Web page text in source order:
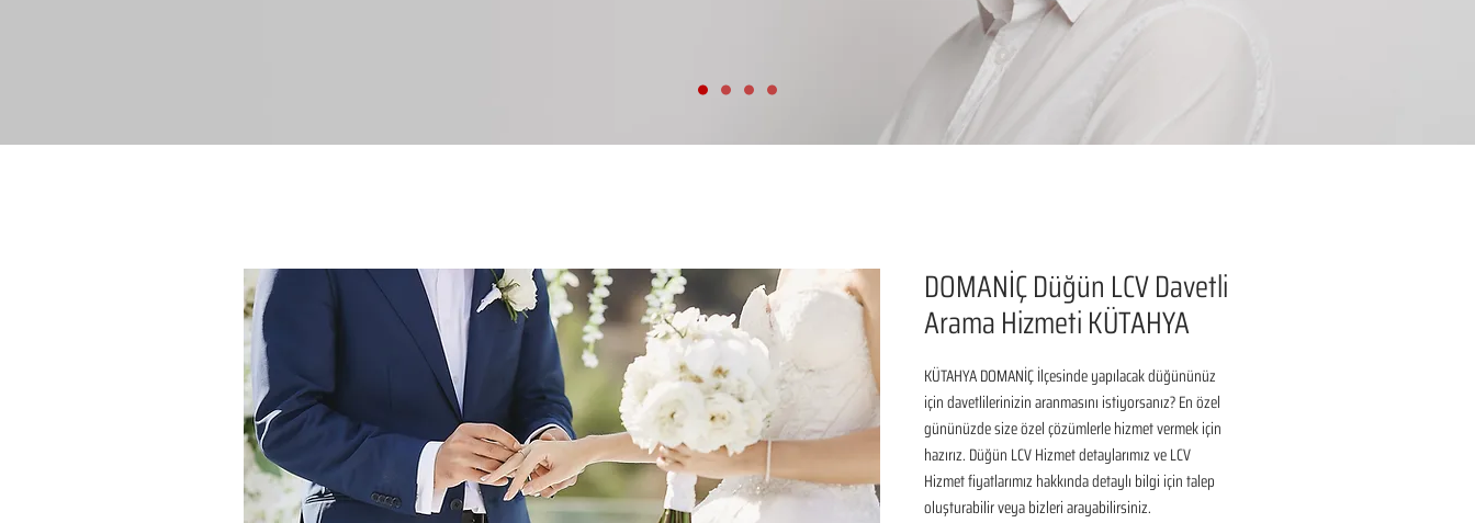
DOMANİÇ Düğün LCV Davetli
Arama Hizmeti KÜTAHYA
KÜTAHYA DOMANİÇ İlçesinde yapılacak düğününüz
için davetlilerinizin aranmasını istiyorsanız? En özel
gününüzde size özel çözümlerle hizmet vermek için
hazırız. Düğün LCV Hizmet detaylarımız ve LCV
Hizmet fiyatlarımız hakkında detaylı bilgi için talep
oluşturabilir veya bizleri arayabilirsiniz.